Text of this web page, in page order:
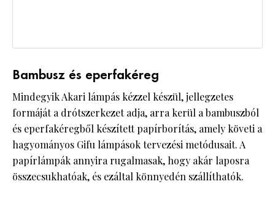
Bambusz és eperfakéreg
Mindegyik Akari lámpás kézzel készül, jellegzetes
formáját a drótszerkezet adja, arra kerül a bambuszból
és eperfakéregből készített papírborítás, amely követi a
hagyományos Gifu lámpások tervezési metódusait. A
papírlámpák annyira rugalmasak, hogy akár laposra
összecsukhatóak, és ezáltal könnyedén szállíthatók.